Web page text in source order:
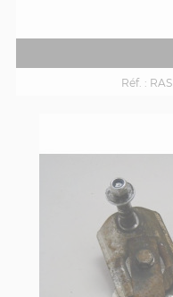
Réf. :